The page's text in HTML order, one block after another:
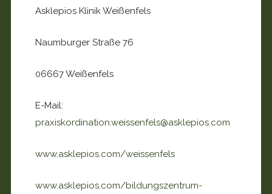
Asklepios Klinik Weißenfels
Naumburger Straße 76
06667 Weißenfels
E-Mail:
praxiskordination.weissenfels@asklepios.com
www.asklepios.com/weissenfels
www.asklepios.com/bildungszentrum-